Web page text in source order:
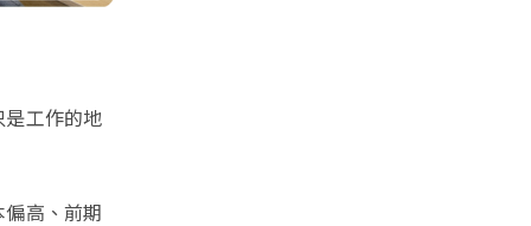
工作的地
高、前期